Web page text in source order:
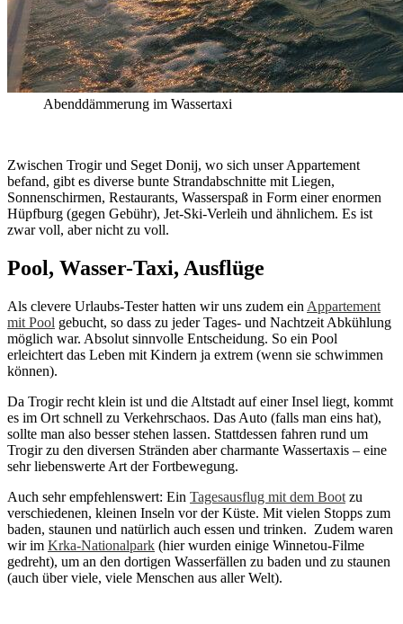
Abenddämmerung im Wassertaxi
Zwischen Trogir und Seget Donij, wo sich unser Appartement
befand, gibt es diverse bunte Strandabschnitte mit Liegen,
Sonnenschirmen, Restaurants, Wasserspaß in Form einer enormen
Hüpfburg (gegen Gebühr), Jet-Ski-Verleih und ähnlichem. Es ist
zwar voll, aber nicht zu voll.
Pool, Wasser-Taxi, Ausflüge
Als clevere Urlaubs-Tester hatten wir uns zudem ein Appartement
mit Pool gebucht, so dass zu jeder Tages- und Nachtzeit Abkühlung
möglich war. Absolut sinnvolle Entscheidung. So ein Pool
erleichtert das Leben mit Kindern ja extrem (wenn sie schwimmen
können).
Da Trogir recht klein ist und die Altstadt auf einer Insel liegt, kommt
es im Ort schnell zu Verkehrschaos. Das Auto (falls man eins hat),
sollte man also besser stehen lassen. Stattdessen fahren rund um
Trogir zu den diversen Stränden aber charmante Wassertaxis – eine
sehr liebenswerte Art der Fortbewegung.
Auch sehr empfehlenswert: Ein Tagesausflug mit dem Boot zu
verschiedenen, kleinen Inseln vor der Küste. Mit vielen Stopps zum
baden, staunen und natürlich auch essen und trinken. Zudem waren
wir im Krka-Nationalpark (hier wurden einige Winnetou-Filme
gedreht), um an den dortigen Wasserfällen zu baden und zu staunen
(auch über viele, viele Menschen aus aller Welt).